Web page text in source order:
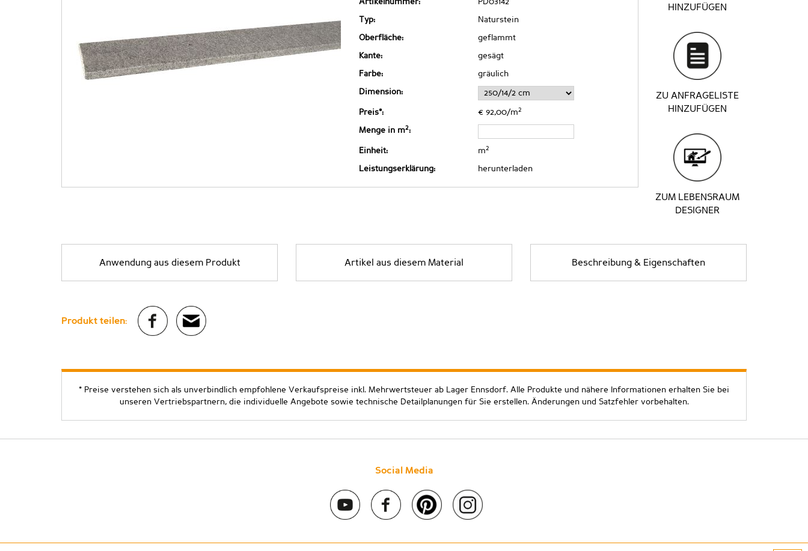
Artikelnummer: PD03142
Typ: Naturstein
Oberfläche: geflammt
Kante: gesägt
Farbe: gräulich
Dimension:
Preis*: € 92,00/m2
Menge in m2:
Einheit: m2
Leistungserklärung: herunterladen
HINZUFÜGEN
ZU ANFRAGELISTE
HINZUFÜGEN
ZUM LEBENSRAUM
DESIGNER
Anwendung aus diesem Produkt Artikel aus diesem Material Beschreibung & Eigenschaften
Produkt teilen:
* Preise verstehen sich als unverbindlich empfohlene Verkaufspreise inkl. Mehrwertsteuer ab Lager Ennsdorf. Alle Produkte und nähere Informationen erhalten Sie bei
unseren Vertriebspartnern, die individuelle Angebote sowie technische Detailplanungen für Sie erstellen. Änderungen und Satzfehler vorbehalten.
Social Media